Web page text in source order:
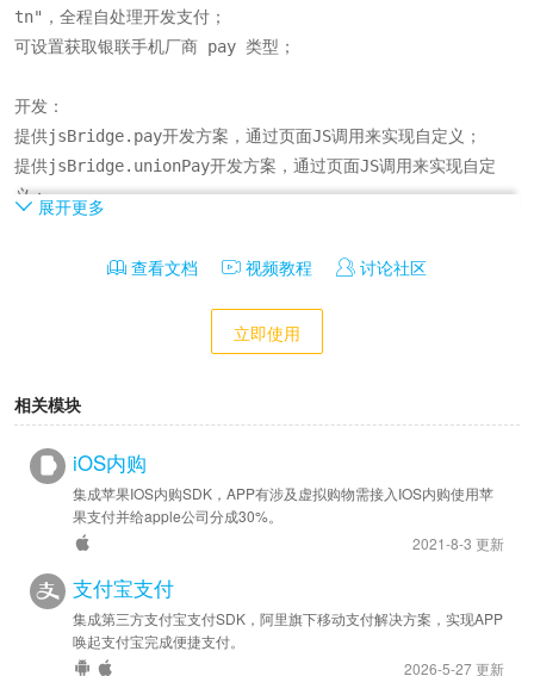
tn"，全程自处理开发支付；
可设置获取银联手机厂商 pay 类型；
开发：
提供jsBridge.pay开发方案，通过页面JS调用来实现自定义；
提供jsBridge.unionPay开发方案，通过页面JS调用来实现自定
义；展开更多
查看文档 视频教程 讨论社区
立即使用
相关模块
iOS内购
集成苹果IOS内购SDK，APP有涉及虚拟购物需接入IOS内购使用苹
果支付并给apple公司分成30%。
2021-8-3 更新
支付宝支付
集成第三方支付宝支付SDK，阿里旗下移动支付解决方案，实现APP
唤起支付宝完成便捷支付。
2026-5-27 更新